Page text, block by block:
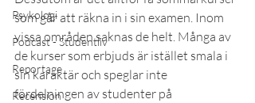
Psykologi
Podcast - Studentliv
Reportage
Recension
som går att räkna in i sin examen. Inom
vissa områden saknas de helt. Många av
de kurser som erbjuds är istället smala i
sin karaktär och speglar inte
fördelningen av studenter på